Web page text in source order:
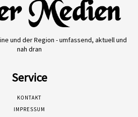
und der Region - umfassend, aktuell und
nah dran
Service
KONTAKT
IMPRESSUM